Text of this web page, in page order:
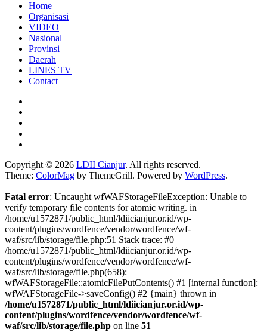
Home
Organisasi
VIDEO
Nasional
Provinsi
Daerah
LINES TV
Contact
Copyright © 2026 LDII Cianjur. All rights reserved.
Theme: ColorMag by ThemeGrill. Powered by WordPress.
Fatal error: Uncaught wfWAFStorageFileException: Unable to
verify temporary file contents for atomic writing. in
/home/u1572871/public_html/ldiicianjur.or.id/wp-
content/plugins/wordfence/vendor/wordfence/wf-
waf/src/lib/storage/file.php:51 Stack trace: #0
/home/u1572871/public_html/ldiicianjur.or.id/wp-
content/plugins/wordfence/vendor/wordfence/wf-
waf/src/lib/storage/file.php(658):
wfWAFStorageFile::atomicFilePutContents() #1 [internal function]:
wfWAFStorageFile->saveConfig() #2 {main} thrown in
/home/u1572871/public_html/ldiicianjur.or.id/wp-
content/plugins/wordfence/vendor/wordfence/wf-
waf/src/lib/storage/file.php on line 51